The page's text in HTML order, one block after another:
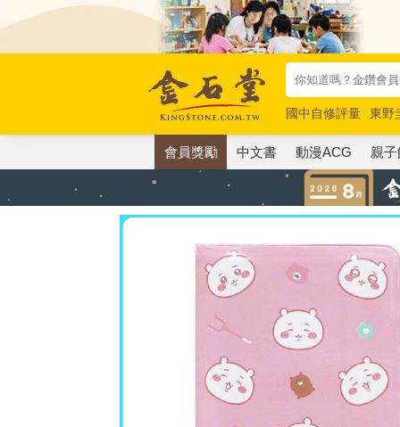
國中自修評量
東野
唯紅花綻放
奧德賽
會員獎勵 中文書 動漫ACG 親